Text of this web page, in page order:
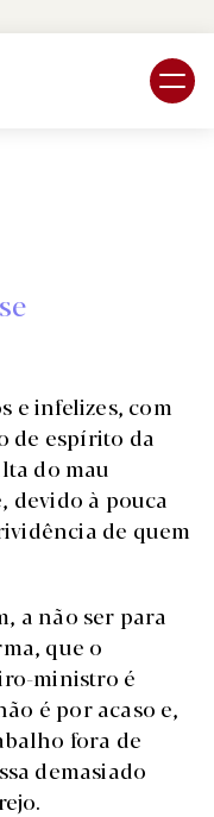
e infelizes, com
de espírito da
do mau
devido à pouca
de quem
a não ser para
que o
ministro é
é por acaso e,
fora de
demasiado